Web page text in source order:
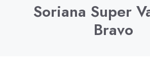
Soriana Super
Bravo